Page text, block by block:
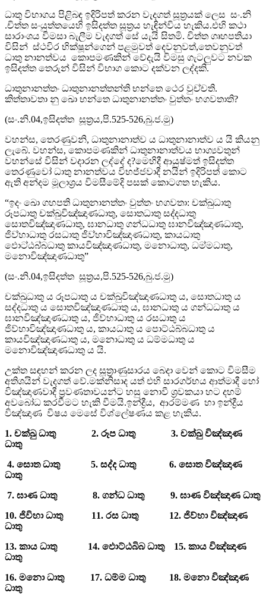
ධාතු විභාගය පිළිබඳ ඉදිරිපත් කරන වැදගත් සූත්‍රයක් ලෙස සං.නි
.චිත්ත සංයුත්තයෙහි ඉසිදත්ත සූත්‍රය හැඳින්විය හැකිය.එහි කථා
සාරාංශය විමසා බැලීම වැදගත් සේ යැයි සිතමි. චිත්ත ගෘහපතියා
විසින් ස්ථවිර භික්ෂූන්ගෙන් පළමුවත් දෙවනුවත්,තෙවනුවත්
ධාතු නානත්වය කොපමණකින් වේදැයි විමසු ගැටලුවට නවක
ඉසිදත්ත තෙරුන් විසින් විභාග කොට දක්වන ලද්දකි.
ධාතුනානත‍්තං ධාතුනානත‍්තන‍්ති භන‍්තෙ ථෙර වුච‍්චති.
කිත‍්තාවතා නු ඛො භන‍්තෙ ධාතුනානත‍්තං වුත‍්තං භගවතාති?
(සං.නි.04,ඉසිදත්ත සූත්‍රය,පි.525-526,බු.ජ.මු)
වහන්ස, තෙරණුවනි, ධාතුනානාත්ව ය ධාතුනානාත්ව ය යි කියනු
ලැබේ. වහන්ස, කොපමණකින් ධාතුනානාත්වය භාග්‍යවතුන්
වහන්සේ විසින් වදාරන ලද්දේ ද?මෙහිදී ආයුෂ්මත් ඉසිදත්ත
තෙරණුවෝ ධාතු නානත්වය විභජ්ජවාදී නයින් ඉදිරිපත් කොට
ඇති අන්දම මූලාශ්‍රය විමසීමේදි පසක් කොටගත හැකිය.
“ඉදං ඛො ගහපති ධාතුනානත‍්තං වුත‍්තං භගවතා: චක‍්ඛුධාතු
රූපධාතු චක‍්ඛුවිඤ‍්ඤාණධාතු, සොතධාතු සද‍්දධාතු
සොතවිඤ‍්ඤාණධාතු, ඝානධාතු ගන්‍ධධාතු ඝානවිඤ‍්ඤාණධාතු,
ජිව‍්හාධාතු රසධාතු ජිව‍්හාවිඤ‍්ඤාණධාතු, කායධාතු
ඵොට‍්ඨබ‍්බධාතු කායවිඤ‍්ඤාණධාතු, මනොධාතු, ධම‍්මධාතු,
මනොවිඤ‍්ඤාණධාතු”
(සං.නි.04,ඉසිදත්ත සූත්‍රය,පි.525-526,බු.ජ.මු)
චක්ඛුධාතු ය රූපධාතු ය චක්ඛුවිඤ්ඤාණධාතු ය, සොතධාතු ය
සද්දධාතු ය සොතවිඤ්ඤාණධාතු ය, ඝානධාතු ය ගන්ධධාතු ය
ඝානවිඤ්ඤාණධාතු ය, ජිව්හාධාතු ය රසධාතු ය
ජිව්හාවිඤ්ඤාණධාතු ය, කායධාතු ය පොට්ඨබ්බධාතු ය
කායවිඤ්ඤාණධාතු ය, මනොධාතු ය ධම්මධාතු ය
මනොවිඤ්ඤාණධාතු ය යි.
උක්ත සඳහන් කරන ලද සූත්‍රාණුසාරය බෙදා වෙන් කොට විමසීම
අතිශයින් වැදගත් වේ.මක්නිසාද යත් එහි සාරගර්භය ආත්මාදී හෝ
විඤ්ඤාණවාදී ප්‍රවණතාවයන්ට හසු නොවී ශ්‍රවකයා හට දහම්
අවබෝධ කරවීමට හැකි වීමයි.ඉන්ද්‍රීය, ආරම්මණ හා ඉන්ද්‍රීය
විඤ්ඤාණ විෂය මෙසේ විශ්ලේෂණය කළ හැකිය.
1. චක්ඛු ධාතු 2. රූප ධාතු 3. චක්ඛු විඤ්ඤාණ
ධාතු
4. සොත ධාතු 5. සද්ද ධාතු 6. සොත විඤ්ඤාණ
ධාතු
7. ඝාණ ධාතු 8. ගන්ධ ධාතු 9. ඝාණ විඤ්ඤාණ ධාතු
10. ජිවිහා ධාතු 11. රස ධාතු 12. ජිව්හා විඤ්ඤාණ
ධාතු
13. කාය ධාතු 14. ඵොට්ඨබිබ ධාතු 15. කාය විඤ්ඤාණ
ධාතු
16. මනො ධාතු 17. ධම්ම ධාතු 18. මනො විඤ්ඤාණ
ධාතු